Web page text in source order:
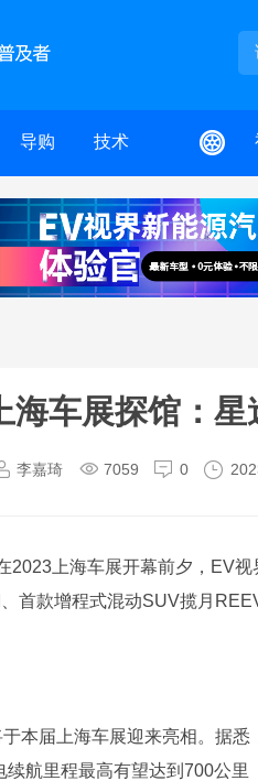
导购 技术
海车展探馆：星
李嘉琦 7059 0
2023上海车展开幕前夕，EV
首款增程式混动SUV揽月
本届上海车展迎来亮相。据悉
航里程最高有望达到700公里